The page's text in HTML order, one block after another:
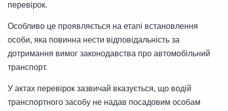
перевірок.
Особливо це проявляється на етапі встановлення
особи, яка повинна нести відповідальність за
дотримання вимог законодавства про автомобільний
транспорт.
У актах перевірок зазвичай вказується, що водій
транспортного засобу не надав посадовим особам